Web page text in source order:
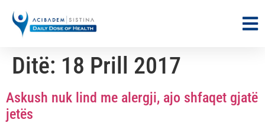
Ditë: 18 Prill 2017
Askush nuk lind me alergji, ajo shfaqet gjatë
jetës